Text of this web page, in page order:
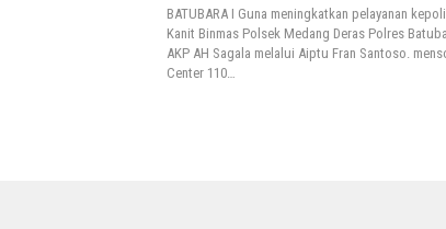
BATUBARA I Guna meningkatkan pelayanan
Kanit Binmas Polsek Medang Deras Polres
AKP AH Sagala melalui Aiptu Fran Santoso.
Center 110…